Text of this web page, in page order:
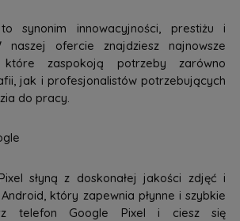
synonim innowacyjności, prestiżu i
naszej ofercie znajdziesz najnowsze
które zaspokoją potrzeby zarówno
jak i profesjonalistów potrzebujących
do pracy.
słyną z doskonałej jakości zdjęć i
który zapewnia płynne i szybkie
telefon Google Pixel i ciesz się